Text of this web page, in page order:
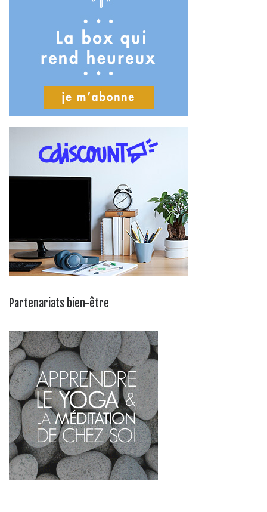
Partenariats bien-être